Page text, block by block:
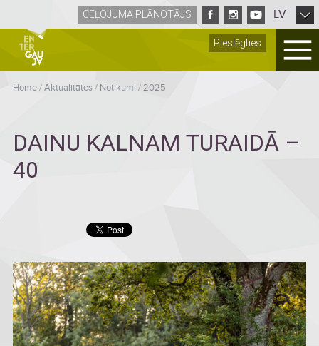
Pieslēgties
CEĻOJUMA PLĀNOTĀJS LV
Home/Aktualitātes/ Notikumi /2025
DAINU KALNAM TURAIDĀ –
40